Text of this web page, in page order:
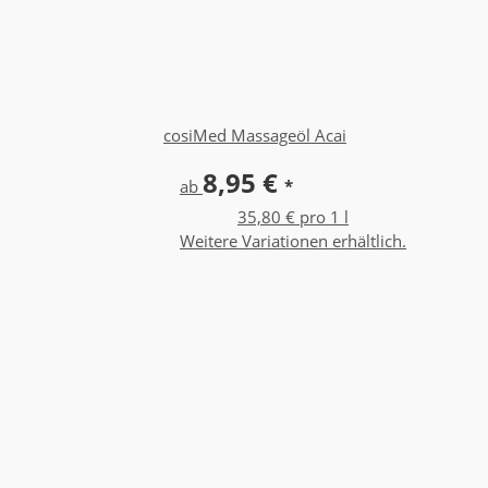
cosiMed Massageöl Acai
ab 8,95 € *
35,80 € pro 1 l
Weitere Variationen erhältlich.